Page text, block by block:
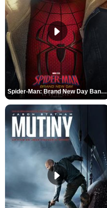
Spider-Man: Brand New Day Bande-annonce VO STFR